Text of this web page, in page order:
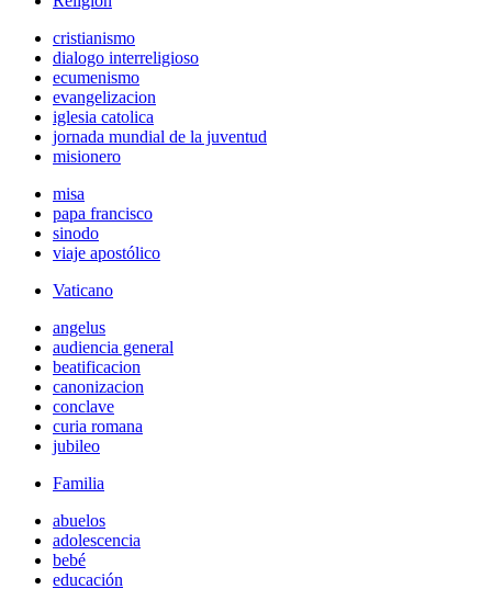
cristianismo
dialogo interreligioso
ecumenismo
evangelizacion
iglesia catolica
jornada mundial de la juventud
misionero
misa
papa francisco
sinodo
viaje apostólico
Vaticano
angelus
audiencia general
beatificacion
canonizacion
conclave
curia romana
jubileo
Familia
abuelos
adolescencia
bebé
educación